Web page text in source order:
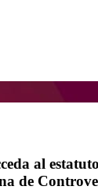
al
de